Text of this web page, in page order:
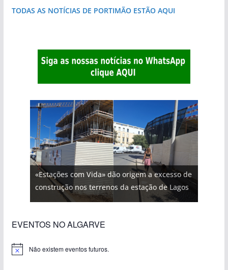
TODAS AS NOTÍCIAS DE PORTIMÃO ESTÃO AQUI
«Estações com Vida» dão origem a excesso de
construção nos terrenos da estação de Lagos
EVENTOS NO ALGARVE
Não existem eventos futuros.